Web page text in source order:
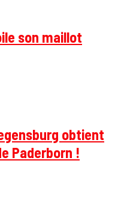
son maillot
obtient
Paderborn !